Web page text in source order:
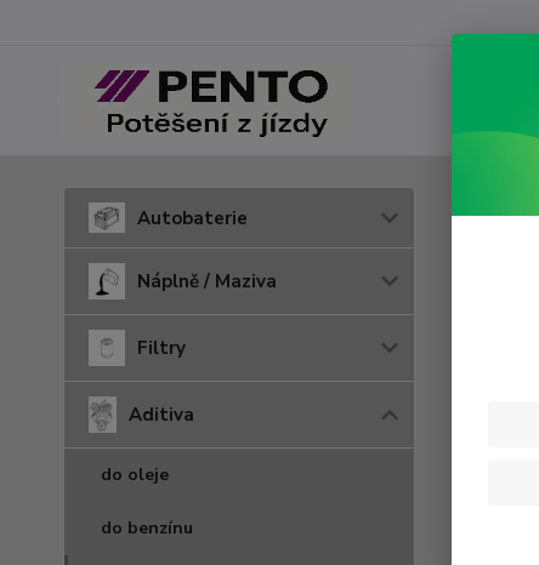
Autobaterie
Náplně / Maziva
Filtry
Aditiva
do oleje
do benzínu